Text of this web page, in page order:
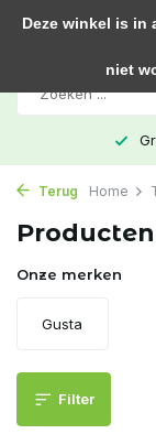
Terug Home
Onze merken
Gusta
Filter
Deze winkel is in
niet